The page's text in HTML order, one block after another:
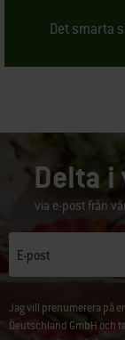
Det smarta
Delta
via e-post från
E-post
Jag vill prenumerera på
Deutschland GmbH och